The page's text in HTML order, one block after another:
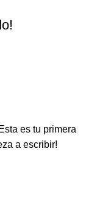
es tu primera
a escribir!